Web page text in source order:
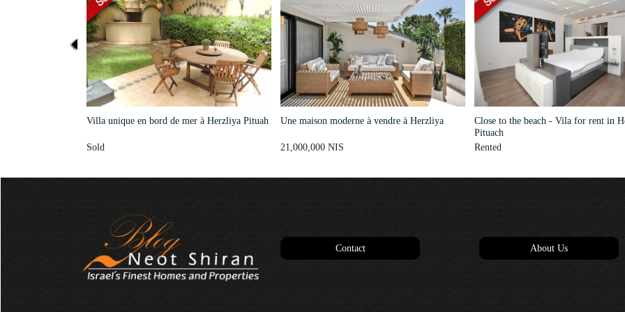
Villa unique en bord de mer à Herzliya Pituah
Sold
Une maison moderne à vendre à Herzliya
21,000,000 NIS
Close to the beach - Vila for rent in
Pituach
Rented
Contact About Us